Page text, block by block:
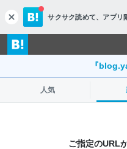
c
l
o
s
サクサク読めて、 アプリ
『
人気
ご指定のURL